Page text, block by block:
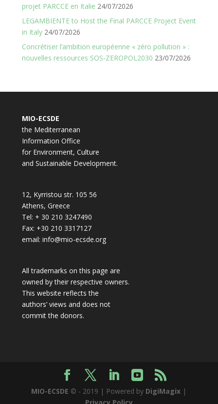
projet PARCCE en Italie 24/07/2026
LEGAMBIENTE to Host the Final PARCCE Project Event
in Italy 24/07/2026
Concrétiser l’ambition européenne « zéro pollution » :
nouvelles ressources SOS-ZEROPOL2030 23/07/2026
MIO-ECSDE
the Mediterranean
Information Office
for Environment, Culture
and Sustainable Development.
12, Kyrristou str. 105 56
Athens, Greece
Tel: + 30 210 3247490
Fax: +30 210 3317127
email: info@mio-ecsde.org
All trademarks on this page are
owned by their respective owners.
This website reflects the
authors’ views and does not
commit the donors.
MIO-ECSDE © - 2019 | Powered by DigiMagix |